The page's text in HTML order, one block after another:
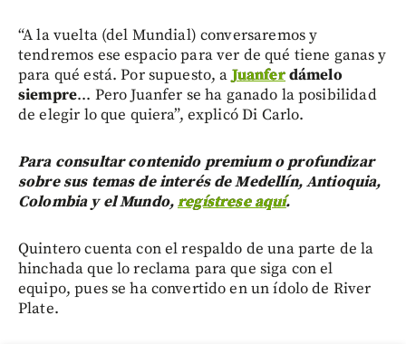
“A la vuelta (del Mundial) conversaremos y
tendremos ese espacio para ver de qué tiene ganas y
para qué está. Por supuesto, aJuanferdámelo
siempre... Pero Juanfer se ha ganado la posibilidad
de elegir lo que quiera”, explicó Di Carlo.
Para consultar contenido premium o profundizar
sobre sus temas de interés de Medellín, Antioquia,
Colombia y el Mundo,regístrese aquí.
Quintero cuenta con el respaldo de una parte de la
hinchada que lo reclama para que siga con el
equipo, pues se ha convertido en un ídolo de River
Plate.